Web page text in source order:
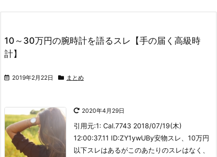
10～30万円の腕時計を語るスレ【手の届く高級時
計】
2019年2月22日 まとめ
2020年4月29日
引用元:1: Cal.7743 2018/07/19(木)
12:00:37.11 ID:ZY1ywUBy安物スレ、10万円
以下スレはあるがこのあたりのスレはなく、